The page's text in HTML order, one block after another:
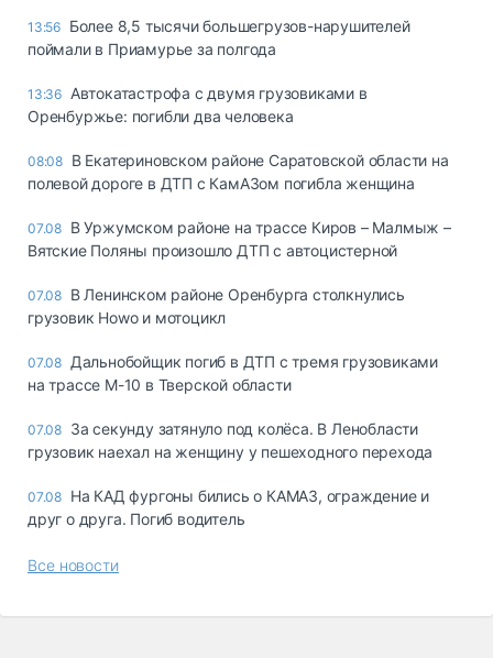
13:56 Более 8,5 тысячи большегрузов-нарушителей
поймали в Приамурье за полгода
13:36 Автокатастрофа с двумя грузовиками в
Оренбуржье: погибли два человека
08:08 В Екатериновском районе Саратовской области на
полевой дороге в ДТП с КамАЗом погибла женщина
07.08 В Уржумском районе на трассе Киров – Малмыж –
Вятские Поляны произошло ДТП с автоцистерной
07.08 В Ленинском районе Оренбурга столкнулись
грузовик Howo и мотоцикл
07.08 Дальнобойщик погиб в ДТП с тремя грузовиками
на трассе М-10 в Тверской области
07.08 За секунду затянуло под колёса. В Ленобласти
грузовик наехал на женщину у пешеходного перехода
07.08 На КАД фургоны бились о КАМАЗ, ограждение и
друг о друга. Погиб водитель
Все новости